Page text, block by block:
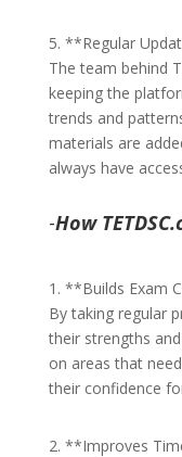
5. **Regular
The team behind
keeping the
trends and
materials are
always have
-How
1. **Builds Exam
By taking regular
their strengths
on areas that
their confidence
2. **Improves